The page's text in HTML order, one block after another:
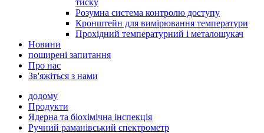
тиску
Розумна система контролю доступу
Кронштейн для вимірювання температури
Прохідний температурний і металошукач
Новини
поширені запитання
Про нас
Зв'яжіться з нами
додому
Продукти
Ядерна та біохімічна інспекція
Ручний раманівський спектрометр